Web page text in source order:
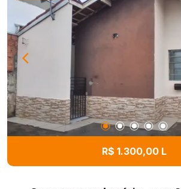
R$ 1.300,00 L